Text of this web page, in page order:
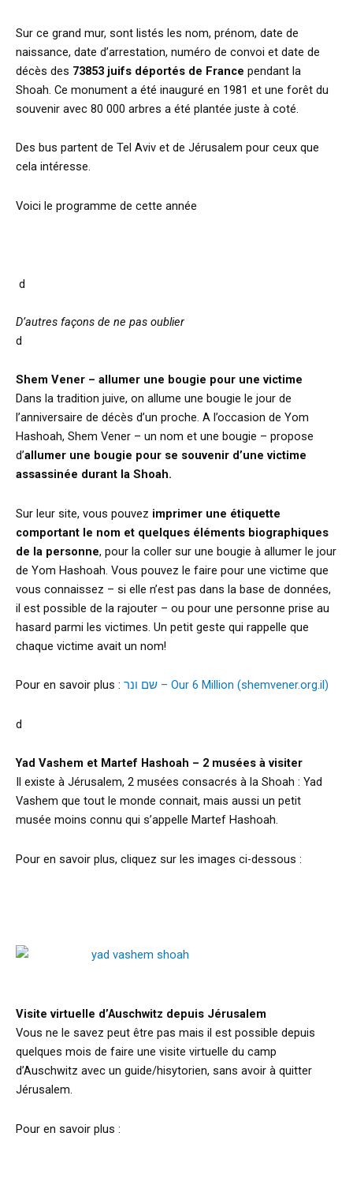
Sur ce grand mur, sont listés les nom, prénom, date de
naissance, date d’arrestation, numéro de convoi et date de
décès des 73853 juifs déportés de France pendant la
Shoah. Ce monument a été inauguré en 1981 et une forêt du
souvenir avec 80 000 arbres a été plantée juste à coté.
Des bus partent de Tel Aviv et de Jérusalem pour ceux que
cela intéresse.
Voici le programme de cette année
d
D’autres façons de ne pas oublier
d
Shem Vener – allumer une bougie pour une victime
Dans la tradition juive, on allume une bougie le jour de
l’anniversaire de décès d’un proche. A l’occasion de Yom
Hashoah, Shem Vener – un nom et une bougie – propose
d’allumer une bougie pour se souvenir d’une victime
assassinée durant la Shoah.
Sur leur site, vous pouvez imprimer une étiquette
comportant le nom et quelques éléments biographiques
de la personne, pour la coller sur une bougie à allumer le jour
de Yom Hashoah. Vous pouvez le faire pour une victime que
vous connaissez – si elle n’est pas dans la base de données,
il est possible de la rajouter – ou pour une personne prise au
hasard parmi les victimes. Un petit geste qui rappelle que
chaque victime avait un nom!
Pour en savoir plus : שם ונר – Our 6 Million (shemvener.org.il)
d
Yad Vashem et Martef Hashoah – 2 musées à visiter
Il existe à Jérusalem, 2 musées consacrés à la Shoah : Yad
Vashem que tout le monde connait, mais aussi un petit
musée moins connu qui s’appelle Martef Hashoah.
Pour en savoir plus, cliquez sur les images ci-dessous :
Visite virtuelle d’Auschwitz depuis Jérusalem
Vous ne le savez peut être pas mais il est possible depuis
quelques mois de faire une visite virtuelle du camp
d’Auschwitz avec un guide/hisytorien, sans avoir à quitter
Jérusalem.
Pour en savoir plus :